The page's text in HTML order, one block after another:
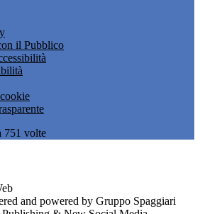
il Pubblico
751 volte
and powered by Gruppo Spaggiari